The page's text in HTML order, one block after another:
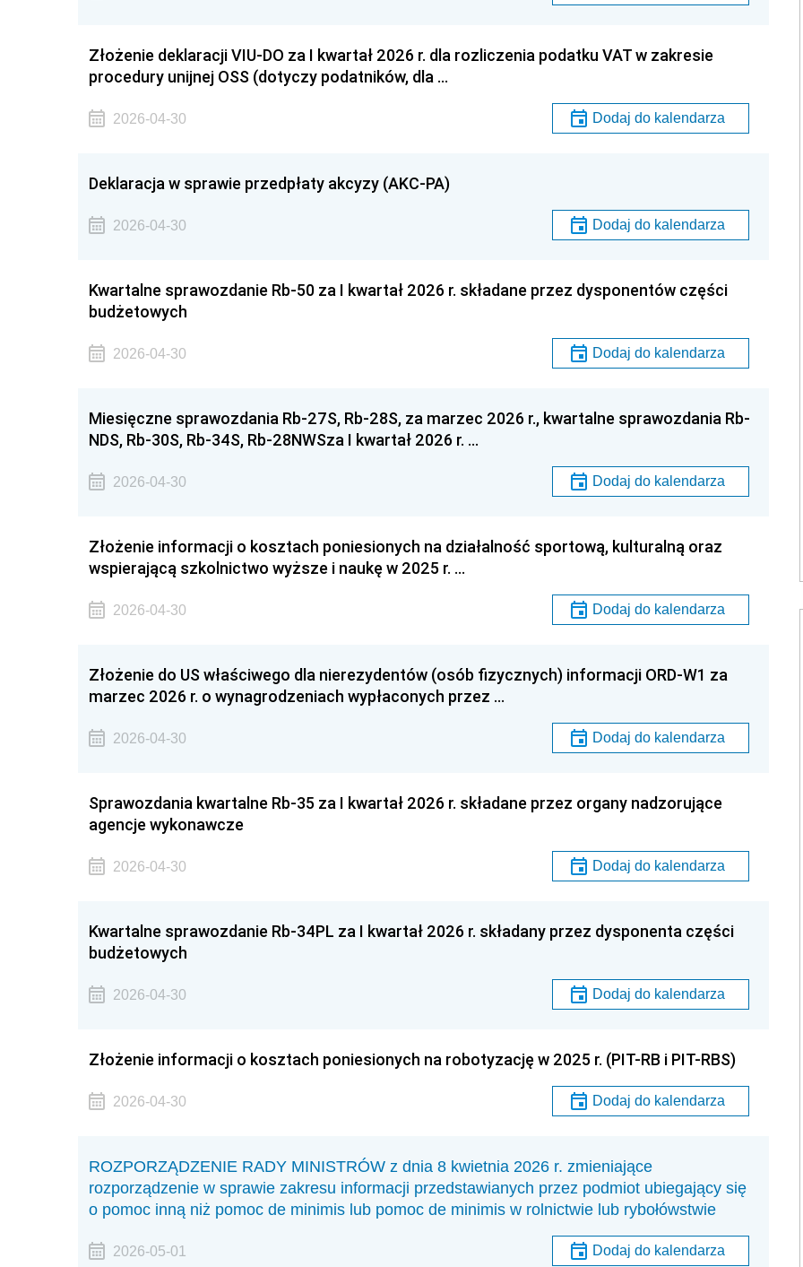
Złożenie deklaracji VIU-DO za I kwartał 2026 r. dla rozliczenia podatku VAT w zakresie
procedury unijnej OSS (dotyczy podatników, dla …
2026-04-30 Dodaj do kalendarza
Deklaracja w sprawie przedpłaty akcyzy (AKC-PA)
2026-04-30 Dodaj do kalendarza
Kwartalne sprawozdanie Rb-50 za I kwartał 2026 r. składane przez dysponentów części
budżetowych
2026-04-30 Dodaj do kalendarza
Miesięczne sprawozdania Rb-27S, Rb-28S, za marzec 2026 r., kwartalne sprawozdania Rb-
NDS, Rb-30S, Rb-34S, Rb-28NWSza I kwartał 2026 r. …
2026-04-30 Dodaj do kalendarza
Złożenie informacji o kosztach poniesionych na działalność sportową, kulturalną oraz
wspierającą szkolnictwo wyższe i naukę w 2025 r. …
2026-04-30 Dodaj do kalendarza
Złożenie do US właściwego dla nierezydentów (osób fizycznych) informacji ORD-W1 za
marzec 2026 r. o wynagrodzeniach wypłaconych przez …
2026-04-30 Dodaj do kalendarza
Sprawozdania kwartalne Rb-35 za I kwartał 2026 r. składane przez organy nadzorujące
agencje wykonawcze
2026-04-30 Dodaj do kalendarza
Kwartalne sprawozdanie Rb-34PL za I kwartał 2026 r. składany przez dysponenta części
budżetowych
2026-04-30 Dodaj do kalendarza
Złożenie informacji o kosztach poniesionych na robotyzację w 2025 r. (PIT-RB i PIT-RBS)
2026-04-30 Dodaj do kalendarza
ROZPORZĄDZENIE RADY MINISTRÓW z dnia 8 kwietnia 2026 r. zmieniające
rozporządzenie w sprawie zakresu informacji przedstawianych przez podmiot ubiegający się
o pomoc inną niż pomoc de minimis lub pomoc de minimis w rolnictwie lub rybołówstwie
2026-05-01 Dodaj do kalendarza